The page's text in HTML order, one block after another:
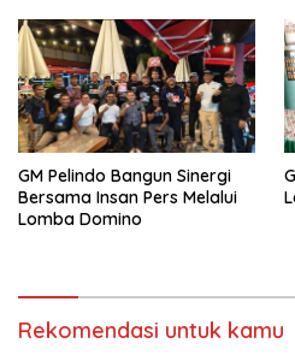
GM Pelindo Bangun Sinergi
Bersama Insan Pers Melalui
Lomba Domino
Rekomendasi untuk kamu